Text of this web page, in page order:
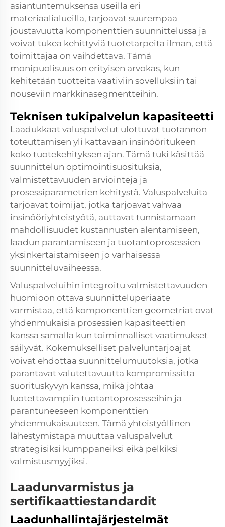
asiantuntemuksensa useilla eri
materiaalialueilla, tarjoavat suurempaa
joustavuutta komponenttien suunnittelussa ja
voivat tukea kehittyviä tuotetarpeita ilman, että
toimittajaa on vaihdettava. Tämä
monipuolisuus on erityisen arvokas, kun
kehitetään tuotteita vaativiin sovelluksiin tai
nouseviin markkinasegmentteihin.
Teknisen tukipalvelun kapasiteetti
Laadukkaat valuspalvelut ulottuvat tuotannon
toteuttamisen yli kattavaan insinööritukeen
koko tuotekehityksen ajan. Tämä tuki käsittää
suunnittelun optimointisuosituksia,
valmistettavuuden arviointeja ja
prosessiparametrien kehitystä. Valuspalveluita
tarjoavat toimijat, jotka tarjoavat vahvaa
insinööriyhteistyötä, auttavat tunnistamaan
mahdollisuudet kustannusten alentamiseen,
laadun parantamiseen ja tuotantoprosessien
yksinkertaistamiseen jo varhaisessa
suunnitteluvaiheessa.
Valuspalveluihin integroitu valmistettavuuden
huomioon ottava suunnitteluperiaate
varmistaa, että komponenttien geometriat ovat
yhdenmukaisia prosessien kapasiteettien
kanssa samalla kun toiminnalliset vaatimukset
säilyvät. Kokemukselliset palveluntarjoajat
voivat ehdottaa suunnittelumuutoksia, jotka
parantavat valutettavuutta kompromissitta
suorituskyvyn kanssa, mikä johtaa
luotettavampiin tuotantoprosesseihin ja
parantuneeseen komponenttien
yhdenmukaisuuteen. Tämä yhteistyöllinen
lähestymistapa muuttaa valuspalvelut
strategisiksi kumppaneiksi eikä pelkiksi
valmistusmyyjiksi.
Laadunvarmistus ja
sertifikaattiestandardit
Laadunhallintajärjestelmät